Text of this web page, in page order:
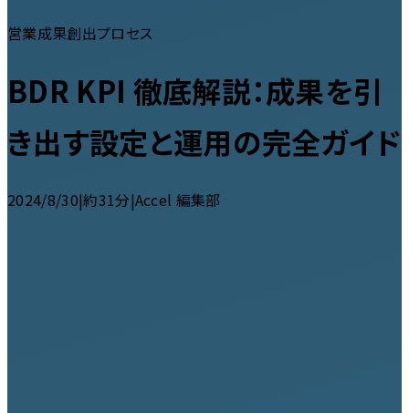
営業成果創出プロセス
BDR KPI 徹底解説：成果を引
き出す設定と運用の完全ガイド
2024/8/30|約31分|Accel 編集部